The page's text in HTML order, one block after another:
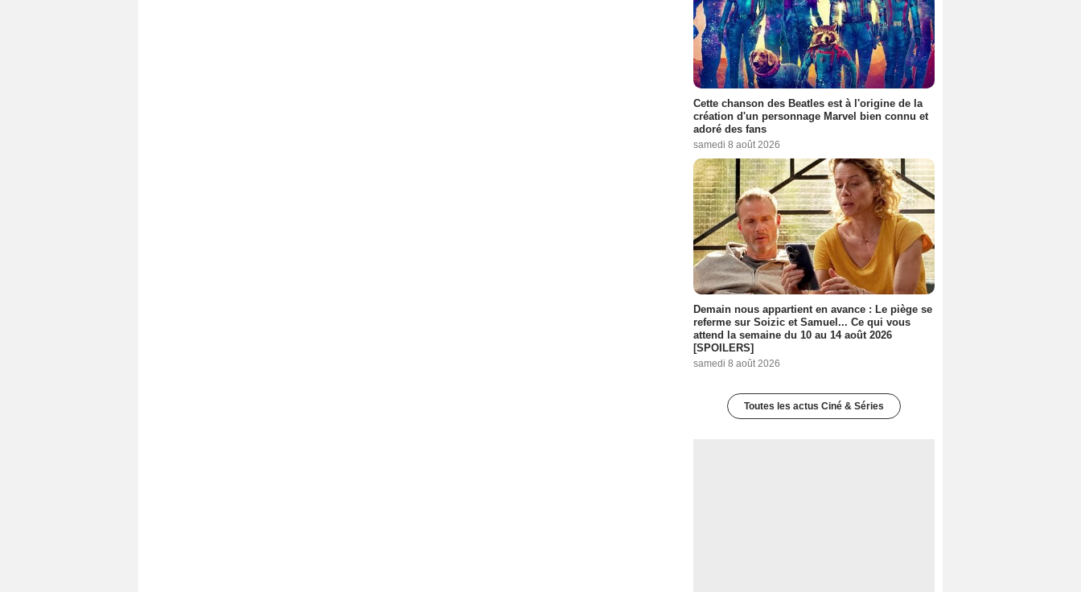
Cette chanson des Beatles est à l'origine de la
création d'un personnage Marvel bien connu et
adoré des fans
samedi 8 août 2026
Demain nous appartient en avance : Le piège se
referme sur Soizic et Samuel... Ce qui vous
attend la semaine du 10 au 14 août 2026
[SPOILERS]
samedi 8 août 2026
Toutes les actus Ciné & Séries